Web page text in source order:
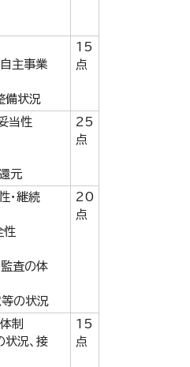
主事業
備状況
15
点
当性
元
25
点
・継続
性
査の体
の状況
20
点
制
況、接
15
点